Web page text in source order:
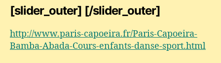
a
12
à
Paris
[slider_outer] [/slider_outer]
http://www.paris-capoeira.fr/Paris-Capoeira-
Bamba-Abada-Cours-enfants-danse-sport.html